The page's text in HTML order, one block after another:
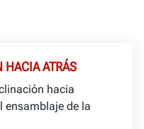
ATRÁS
hacia
ensamblaje de la